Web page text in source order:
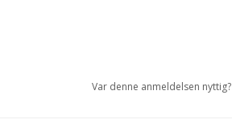
Var denne anmeldelsen nyttig?